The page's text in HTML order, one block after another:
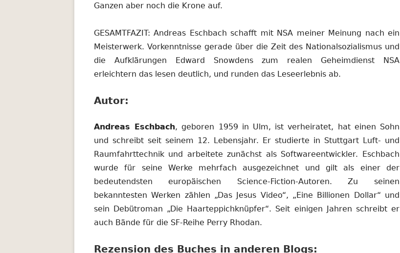
Ganzen aber noch die Krone auf.
GESAMTFAZIT: Andreas Eschbach schafft mit NSA meiner Meinung nach ein
Meisterwerk. Vorkenntnisse gerade über die Zeit des Nationalsozialismus und
die Aufklärungen Edward Snowdens zum realen Geheimdienst NSA
erleichtern das lesen deutlich, und runden das Leseerlebnis ab.
Autor:
Andreas Eschbach, geboren 1959 in Ulm, ist verheiratet, hat einen Sohn
und schreibt seit seinem 12. Lebensjahr. Er studierte in Stuttgart Luft- und
Raumfahrttechnik und arbeitete zunächst als Softwareentwickler. Eschbach
wurde für seine Werke mehrfach ausgezeichnet und gilt als einer der
bedeutendsten europäischen Science-Fiction-Autoren. Zu seinen
bekanntesten Werken zählen „Das Jesus Video“, „Eine Billionen Dollar“ und
sein Debütroman „Die Haarteppichknüpfer“. Seit einigen Jahren schreibt er
auch Bände für die SF-Reihe Perry Rhodan.
Rezension des Buches in anderen Blogs: